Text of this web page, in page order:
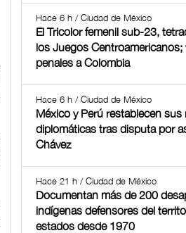
Hace 6 h / Ciudad de México
El Tricolor femenil sub-23,
los Juegos Centroamericanos;
penales a Colombia
Hace 6 h / Ciudad de México
México y Perú restablecen sus
diplomáticas tras disputa por
Chávez
Hace 21 h / Ciudad de México
Documentan más de 200
indígenas defensores del
estados desde 1970